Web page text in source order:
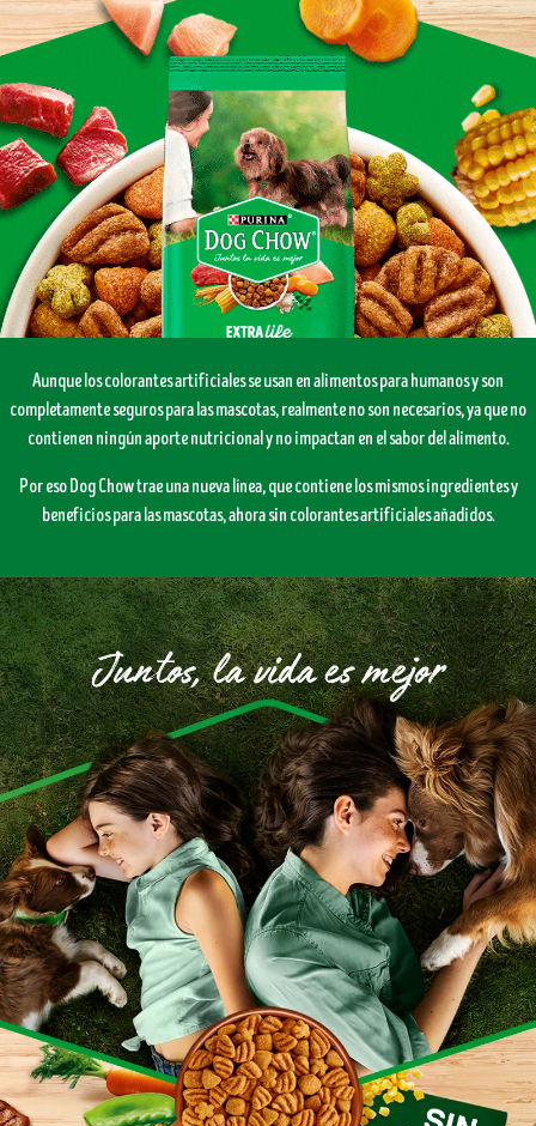
Aunque los colorantes artificiales se usan en alimentos para humanos y son
completamente seguros para las mascotas, realmente no son necesarios, ya que no
contienen ningún aporte nutricional y no impactan en el sabor del alimento.
Por eso Dog Chow trae una nueva línea, que contiene los mismos ingredientes y
beneficios para las mascotas, ahora sin colorantes artificiales añadidos.